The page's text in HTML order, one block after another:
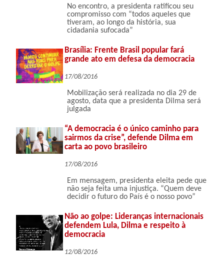
No encontro, a presidenta ratificou seu
compromisso com “todos aqueles que
tiveram, ao longo da história, sua
cidadania sufocada”
Brasília: Frente Brasil popular fará
grande ato em defesa da democracia
17/08/2016
Mobilização será realizada no dia 29 de
agosto, data que a presidenta Dilma será
julgada
“A democracia é o único caminho para
sairmos da crise”, defende Dilma em
carta ao povo brasileiro
17/08/2016
Em mensagem, presidenta eleita pede que
não seja feita uma injustiça. “Quem deve
decidir o futuro do País é o nosso povo”
Não ao golpe: Lideranças internacionais
defendem Lula, Dilma e respeito à
democracia
12/08/2016